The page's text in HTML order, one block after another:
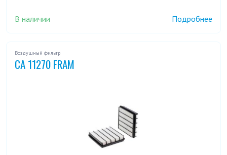
В наличии Подробнее
Воздушный фильтр
CA 11270 FRAM